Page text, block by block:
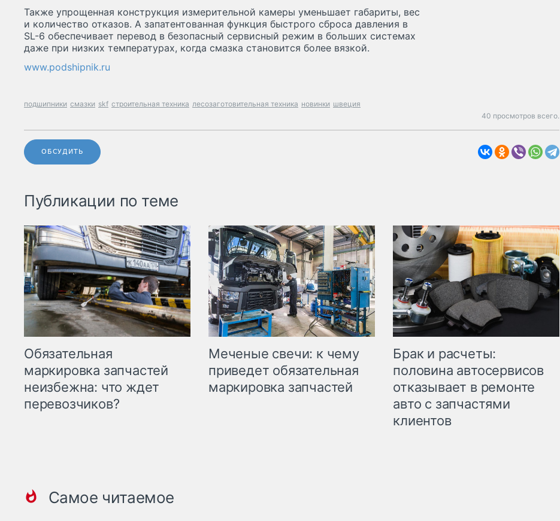
Также упрощенная конструкция измерительной камеры уменьшает габариты, вес
и количество отказов. А запатентованная функция быстрого сброса давления в
SL-6 обеспечивает перевод в безопасный сервисный режим в больших системах
даже при низких температурах, когда смазка становится более вязкой.
www.podshipnik.ru
подшипники смазки skf строительная техника лесозаготовительная техника новинки швеция
40 просмотров всего.
ОБСУДИТЬ
Публикации по теме
Обязательная
маркировка запчастей
неизбежна: что ждет
перевозчиков?
Меченые свечи: к чему
приведет обязательная
маркировка запчастей
Брак и расчеты:
половина автосервисов
отказывает в ремонте
авто с запчастями
клиентов
Самое читаемое